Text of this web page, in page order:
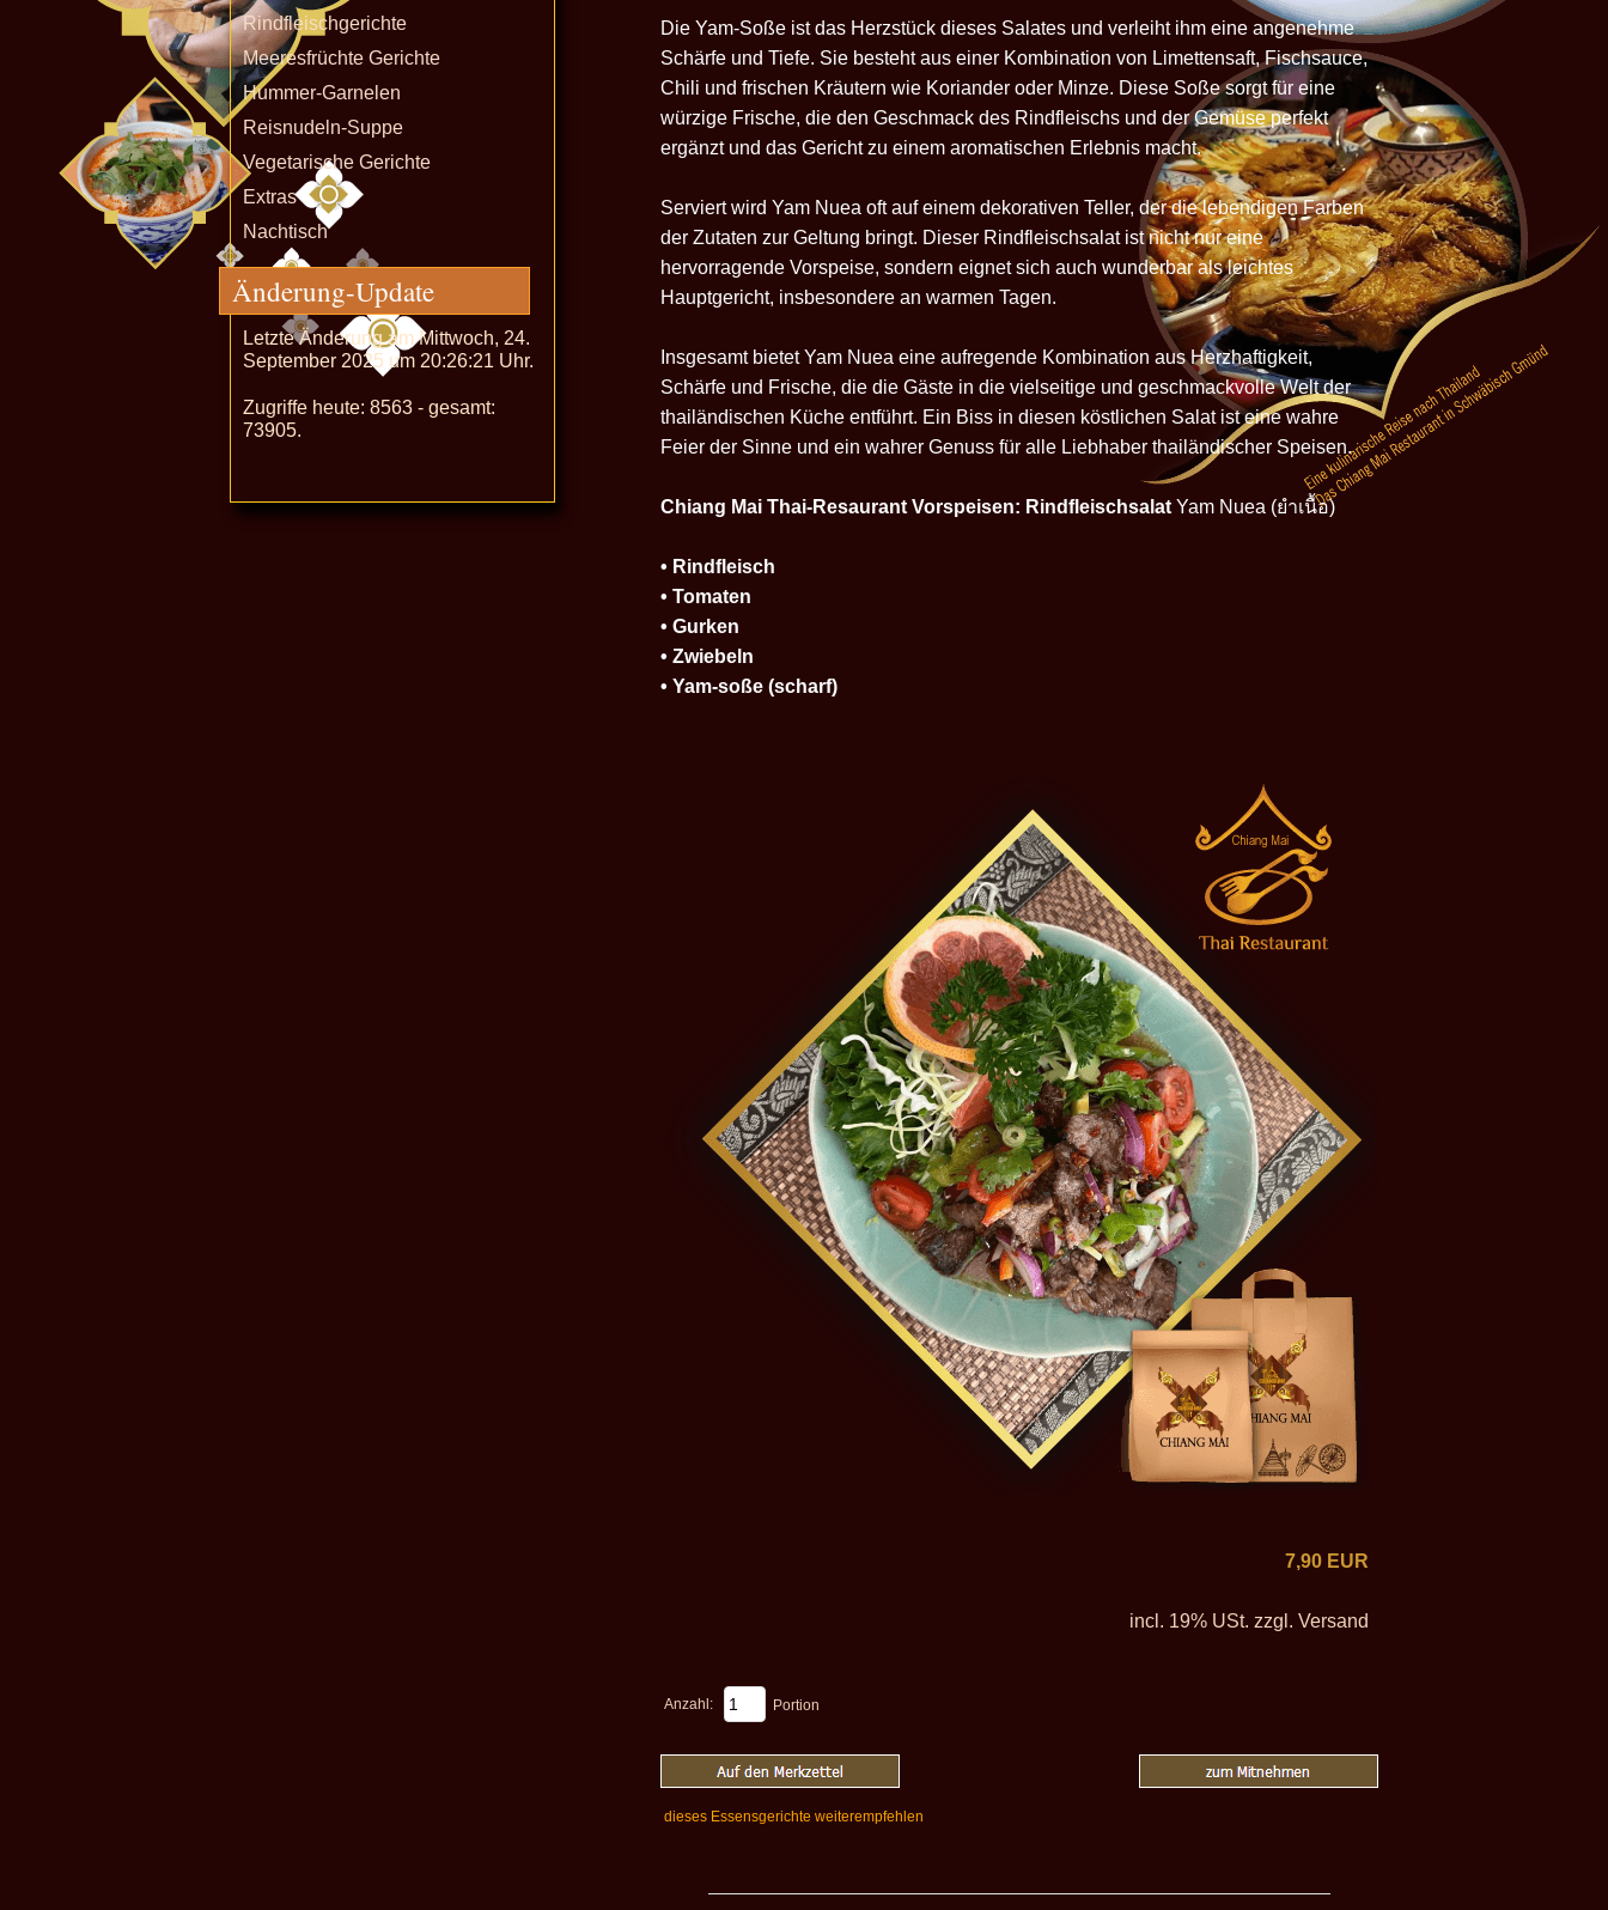
Die Yam-Soße ist das Herzstück dieses Salates und verleiht ihm eine angenehme
Schärfe und Tiefe. Sie besteht aus einer Kombination von Limettensaft, Fischsauce,
Chili und frischen Kräutern wie Koriander oder Minze. Diese Soße sorgt für eine
würzige Frische, die den Geschmack des Rindfleischs und der Gemüse perfekt
ergänzt und das Gericht zu einem aromatischen Erlebnis macht.
Serviert wird Yam Nuea oft auf einem dekorativen Teller, der die lebendigen Farben
der Zutaten zur Geltung bringt. Dieser Rindfleischsalat ist nicht nur eine
hervorragende Vorspeise, sondern eignet sich auch wunderbar als leichtes
Hauptgericht, insbesondere an warmen Tagen.
Insgesamt bietet Yam Nuea eine aufregende Kombination aus Herzhaftigkeit,
Schärfe und Frische, die die Gäste in die vielseitige und geschmackvolle Welt der
thailändischen Küche entführt. Ein Biss in diesen köstlichen Salat ist eine wahre
Feier der Sinne und ein wahrer Genuss für alle Liebhaber thailändischer Speisen.
Chiang Mai Thai-Resaurant Vorspeisen: Rindfleischsalat Yam Nuea (ยําเนื้อ)
• Rindfleisch
• Tomaten
• Gurken
• Zwiebeln
• Yam-soße (scharf)
7,90 EUR
incl. 19% USt. zzgl. Versand
Anzahl: Portion
dieses Essensgerichte weiterempfehlen
Rindfleischgerichte
Meeresfrüchte Gerichte
Hummer-Garnelen
Reisnudeln-Suppe
Vegetarische Gerichte
Extras
Nachtisch
Änderung-Update
Letzte Änderung am Mittwoch, 24.
September 2025 um 20:26:21 Uhr.
Zugriffe heute: 8563 - gesamt:
73905.